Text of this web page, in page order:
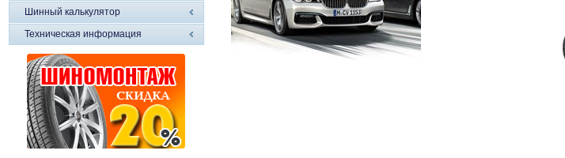
Шинный калькулятор
Техническая информация